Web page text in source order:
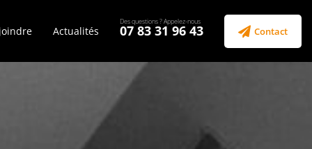
Actualités 07 83 31 96 43 Contact